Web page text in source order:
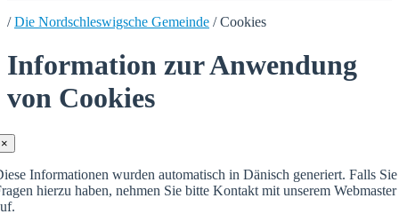
/ Die Nordschleswigsche Gemeinde /Cookies
Information zur Anwendung
von Cookies
×
Informationen wurden automatisch in Dänisch generiert. Falls Sie
hierzu haben, nehmen Sie bitte Kontakt mit unserem Webmaster